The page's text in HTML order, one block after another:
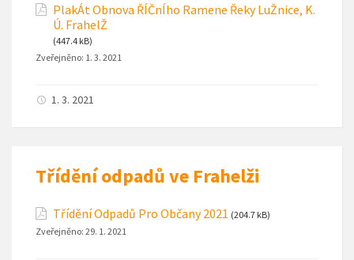
PlakÁt Obnova ŘÍČnÍho Ramene Řeky LuŽnice, K.
Ú. FrahelŽ
(447.4 kB)
Zveřejněno: 1. 3. 2021
1. 3. 2021
Třídění odpadů ve Frahelži
Třídění Odpadů Pro Občany 2021 (204.7 kB)
Zveřejněno: 29. 1. 2021